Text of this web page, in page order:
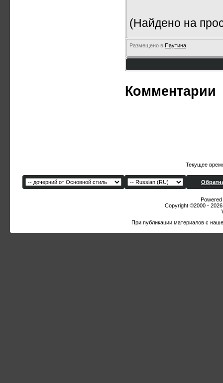
(Найдено на
Размещено в Паутина
Комментарии
Текущее
Copyright ©2000 -
При публикации материалов с